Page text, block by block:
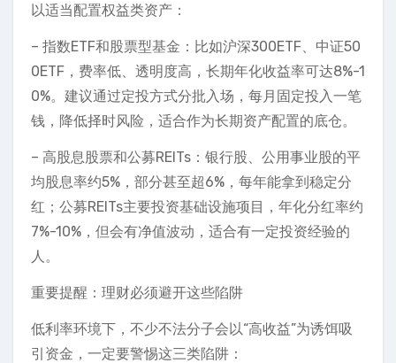
以适当配置权益类资产：
– 指数ETF和股票型基金：比如沪深300ETF、中证50
0ETF，费率低、透明度高，长期年化收益率可达8%-1
0%。建议通过定投方式分批入场，每月固定投入一笔
钱，降低择时风险，适合作为长期资产配置的底仓。
– 高股息股票和公募REITs：银行股、公用事业股的平
均股息率约5%，部分甚至超6%，每年能拿到稳定分
红；公募REITs主要投资基础设施项目，年化分红率约
7%-10%，但会有净值波动，适合有一定投资经验的
人。
重要提醒：理财必须避开这些陷阱
低利率环境下，不少不法分子会以“高收益”为诱饵吸
引资金，一定要警惕这三类陷阱：